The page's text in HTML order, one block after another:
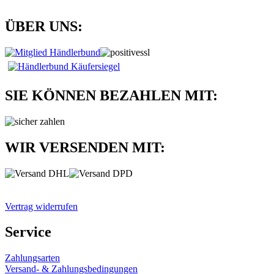
ÜBER UNS:
SIE KÖNNEN BEZAHLEN MIT:
WIR VERSENDEN MIT:
Vertrag widerrufen
Service
Zahlungsarten
Versand- & Zahlungsbedingungen